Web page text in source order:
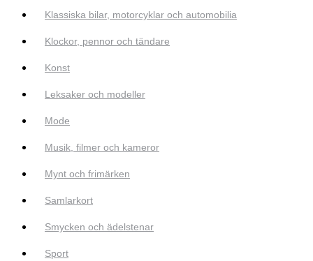
Klassiska bilar, motorcyklar och automobilia
Klockor, pennor och tändare
Konst
Leksaker och modeller
Mode
Musik, filmer och kameror
Mynt och frimärken
Samlarkort
Smycken och ädelstenar
Sport